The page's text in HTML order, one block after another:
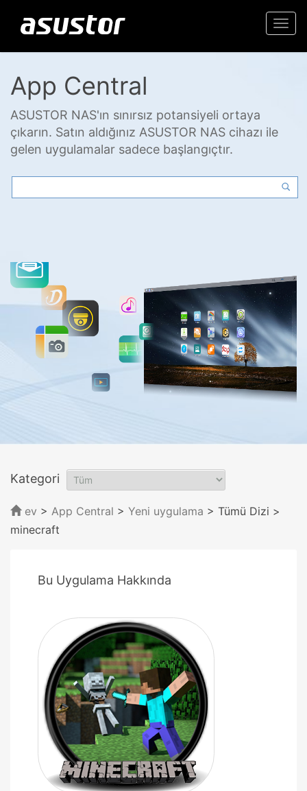
App Central
ASUSTOR NAS'ın sınırsız potansiyeli ortaya
çıkarın. Satın aldığınız ASUSTOR NAS cihazı ile
gelen uygulamalar sadece başlangıçtır.
Kategori
ev > App Central > Yeni uygulama > Tümü Dizi >
minecraft
Bu Uygulama Hakkında